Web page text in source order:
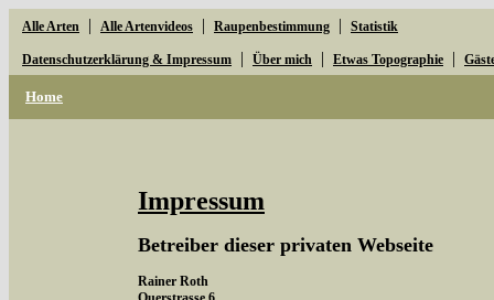
Alle Arten | Alle Artenvideos | Raupenbestimmung | Statistik
Datenschutzerklärung & Impressum | Über mich | Etwas Topographie |
Home
Impressum
Betreiber dieser privaten Webseite
Rainer Roth